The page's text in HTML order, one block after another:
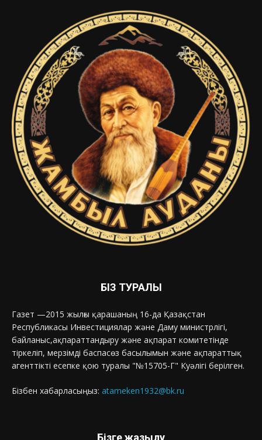
БІЗ ТУРАЛЫ
Газет —2015 жылғы қарашаның 16-да Қазақстан
Республикасы Инвестициялар және Даму министрлігі,
байланыс,ақпараттандыру және ақпарат комитетінде
тіркеліп, мерзімді баспасөз басылымын және ақпараттық
агенттікті есепке қою туралы "№15705-Г" Куәлігі берілген.
Бізбен хабарласыңыз: atameken1932@bk.ru
Бізге жазылу